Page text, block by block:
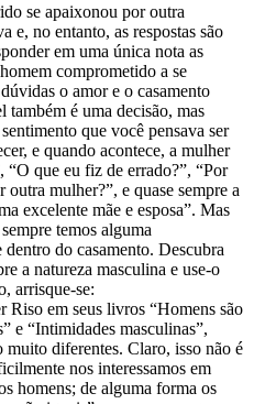
se apaixonou por outra
e, no entanto, as respostas são
em uma única nota as
comprometido a se
o amor e o casamento
é uma decisão, mas
que você pensava ser
e quando acontece, a mulher
“O que eu fiz de errado?”, “Por
mulher?”, e quase sempre a
excelente mãe e esposa”. Mas
temos alguma
do casamento. Descubra
a natureza masculina e use-o
arrisque-se:
Riso em seus livros “Homens são
e “Intimidades masculinas”,
muito diferentes. Claro, isso não é
nos interessamos em
homens; de alguma forma os